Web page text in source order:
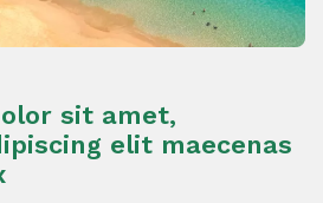
sit amet,
elit maecenas